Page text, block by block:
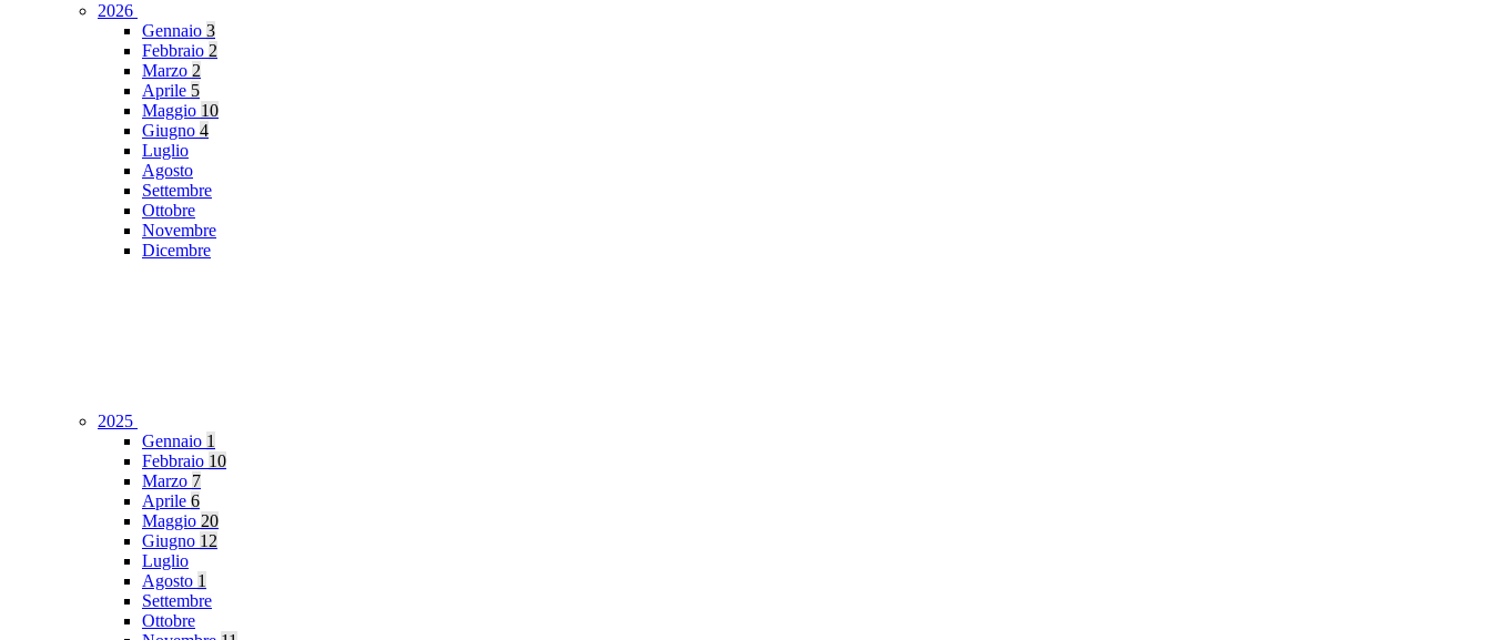
2026
Gennaio 3
Febbraio 2
Marzo 2
Aprile 5
Maggio 10
Giugno 4
Luglio
Agosto
Settembre
Ottobre
Novembre
Dicembre
2025
Gennaio 1
Febbraio 10
Marzo 7
Aprile 6
Maggio 20
Giugno 12
Luglio
Agosto 1
Settembre
Ottobre